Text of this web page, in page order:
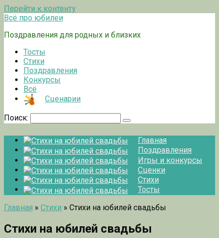
Перейти к контенту
Всё про юбилеи
Поздравления для родных и близких
Тосты
Стихи
Поздравления
Конкурсы
Всё
Сценарии
Поиск:
Главная
Поздравления
Игры и конкурсы
Сценки
Стихи
Тосты
Главная » Стихи » Стихи на юбилей свадьбы
Стихи на юбилей свадьбы